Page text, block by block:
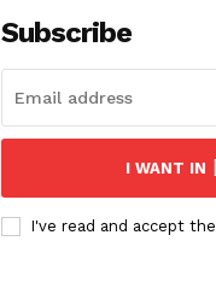
Subscribe
I WANT IN
I've read and accept the